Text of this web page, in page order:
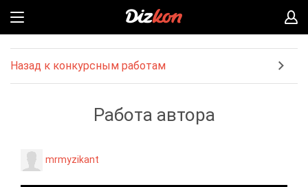
Назад к конкурсным работам
Работа автора
mrmyzikant